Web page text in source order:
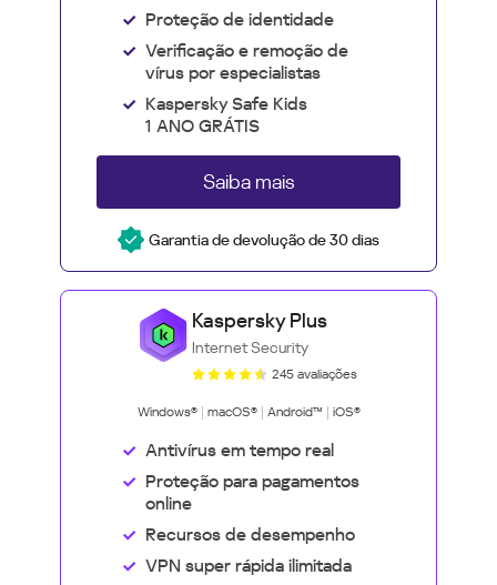
Proteção de identidade
Verificação e remoção de
vírus por especialistas
Kaspersky Safe Kids
1 ANO GRÁTIS
Saiba mais
Garantia de devolução de 30 dias
Kaspersky Plus
Internet Security
245 avaliações
Windows® macOS® Android™ iOS®
Antivírus em tempo real
Proteção para pagamentos
online
Recursos de desempenho
VPN super rápida ilimitada